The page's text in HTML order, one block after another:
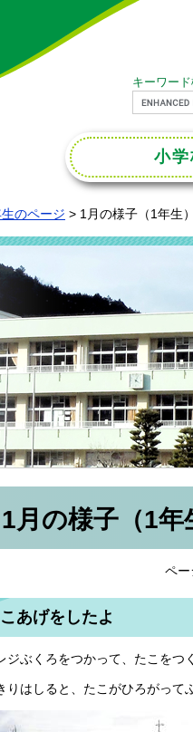
キーワー
小
のページ > 1月の様子（1年生）
1月の様子（1年
ペ
あげをしたよ
ジぶくろをつかって、たこをつ
りはしると、たこがひろがって